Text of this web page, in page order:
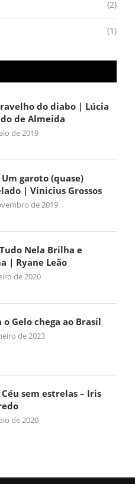
(2)
(1)
do diabo | Lúcia
de Almeida
de 2019
Um garoto (quase)
| Vinicius Grossos
de 2019
Nela Brilha e
| Ryane Leão
de 2020
o Gelo chega ao Brasil
de 2023
Céu sem estrelas – Iris
de 2020